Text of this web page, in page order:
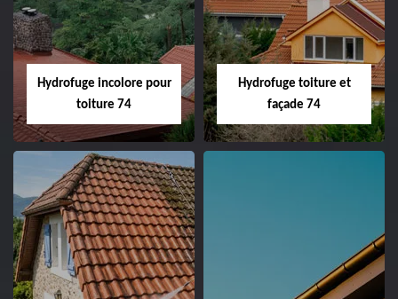
Hydrofuge incolore pour
toiture 74
Hydrofuge toiture et
façade 74